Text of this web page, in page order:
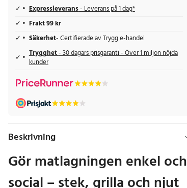
Expressleverans- Leverans på 1 dag*
Frakt 99 kr
Säkerhet- Certifierade av Trygg e-handel
Trygghet- 30 dagars prisgaranti - Över 1 miljon nöjda
kunder
Beskrivning
Gör matlagningen enkel och
social – stek, grilla och njut